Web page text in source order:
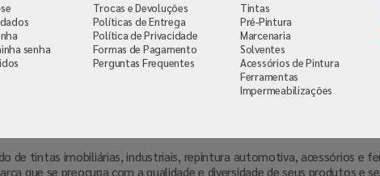
senha
Trocas e Devoluções
Políticas de Entrega
Política de Privacidade
Formas de Pagamento
Perguntas Frequentes
Tintas
Pré-Pintura
Marcenaria
Solventes
Acessórios de Pintura
Ferramentas
Impermeabilizações
de tintas imobiliárias, industriais, repintura automotiva, acessórios e
que se preocupa com a qualidade e diversidade de seus produtos e